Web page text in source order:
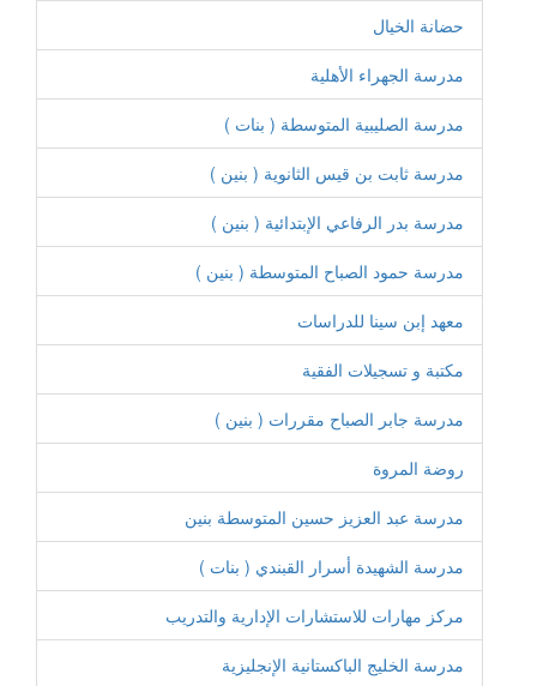
حضانة الخيال
مدرسة الجهراء الأهلية
مدرسة الصليبية المتوسطة ( بنات )
مدرسة ثابت بن قيس الثانوية ( بنين )
مدرسة بدر الرفاعي الإبتدائية ( بنين )
مدرسة حمود الصباح المتوسطة ( بنين )
معهد إبن سينا للدراسات
مكتبة و تسجيلات الفقية
مدرسة جابر الصباح مقررات ( بنين )
روضة المروة
مدرسة عبد العزيز حسين المتوسطة بنين
مدرسة الشهيدة أسرار القبندي ( بنات )
مركز مهارات للاستشارات الإدارية والتدريب
مدرسة الخليج الباكستانية الإنجليزية